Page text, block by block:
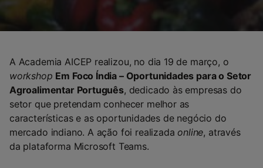
A Academia AICEP realizou, no dia 19 de março, o
workshop Em Foco Índia – Oportunidades para o Setor
Agroalimentar Português, dedicado às empresas do
setor que pretendam conhecer melhor as
características e as oportunidades de negócio do
mercado indiano. A ação foi realizada online, através
da plataforma Microsoft Teams.